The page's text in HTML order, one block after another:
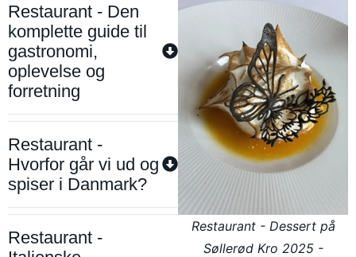
Restaurant - Den
komplette guide til
gastronomi,
oplevelse og
forretning
Restaurant -
Hvorfor går vi ud og
spiser i Danmark?
Restaurant -
Restaurant - Dessert på
Søllerød Kro 2025 -